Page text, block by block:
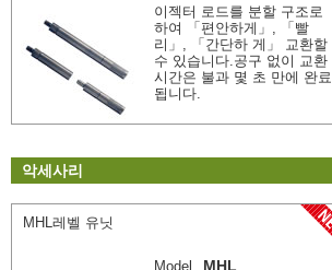
이젝터 로드를 분할 구조로
하여 「편안하게」, 「빨
리」, 「간단하 게」 교환할
수 있습니다.공구 없이 교환
시간은 불과 몇 초 만에 완료
됩니다.
악세사리
MHL레벨 유닛
Model MHL